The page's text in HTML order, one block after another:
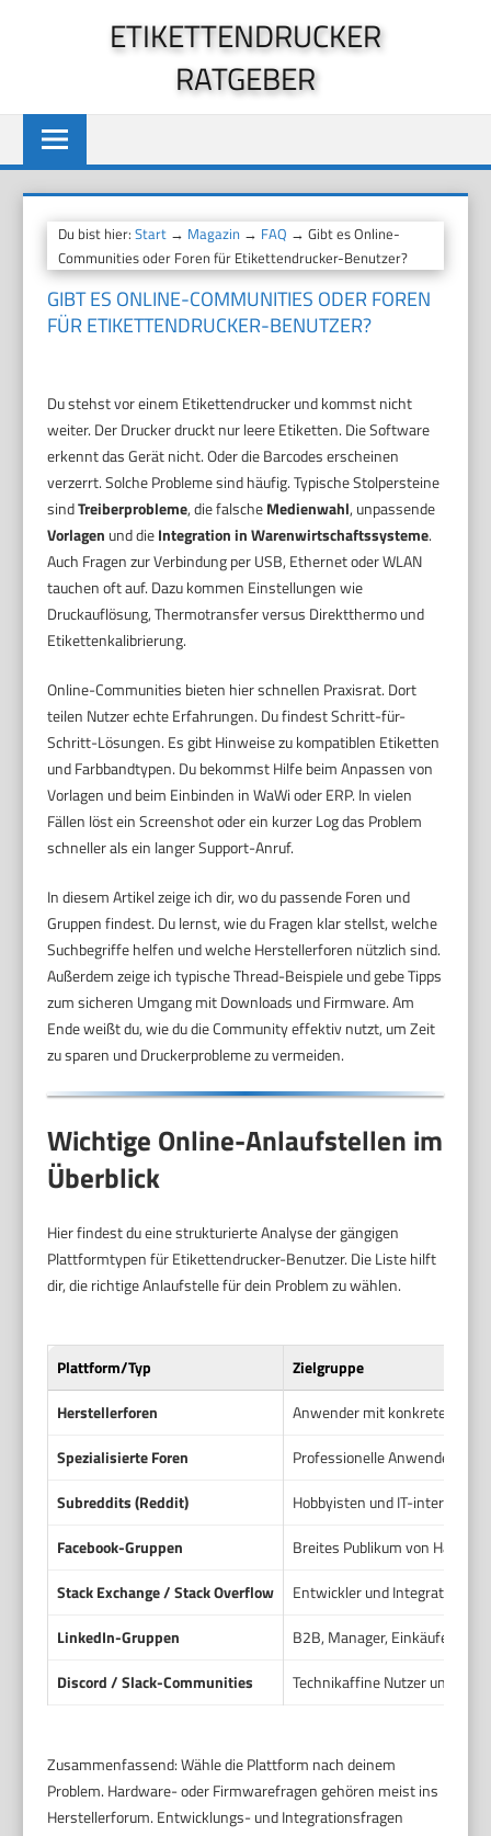
ETIKETTENDRUCKER
RATGEBER
Du bist hier:Start → Magazin → FAQ → Gibt es Online-
Communities oder Foren für Etikettendrucker-Benutzer?
GIBT ES ONLINE-COMMUNITIES ODER FOREN
FÜR ETIKETTENDRUCKER-BENUTZER?
Du stehst vor einem Etikettendrucker und kommst nicht
weiter. Der Drucker druckt nur leere Etiketten. Die Software
erkennt das Gerät nicht. Oder die Barcodes erscheinen
verzerrt. Solche Probleme sind häufig. Typische Stolpersteine
sindTreiberprobleme, die falscheMedienwahl, unpassende
Vorlagen und dieIntegration in Warenwirtschaftssysteme.
Auch Fragen zur Verbindung per USB, Ethernet oder WLAN
tauchen oft auf. Dazu kommen Einstellungen wie
Druckauflösung, Thermotransfer versus Direktthermo und
Etikettenkalibrierung.
Online-Communities bieten hier schnellen Praxisrat. Dort
teilen Nutzer echte Erfahrungen. Du findest Schritt-für-
Schritt-Lösungen. Es gibt Hinweise zu kompatiblen Etiketten
und Farbbandtypen. Du bekommst Hilfe beim Anpassen von
Vorlagen und beim Einbinden in WaWi oder ERP. In vielen
Fällen löst ein Screenshot oder ein kurzer Log das Problem
schneller als ein langer Support-Anruf.
In diesem Artikel zeige ich dir, wo du passende Foren und
Gruppen findest. Du lernst, wie du Fragen klar stellst, welche
Suchbegriffe helfen und welche Herstellerforen nützlich sind.
Außerdem zeige ich typische Thread-Beispiele und gebe Tipps
zum sicheren Umgang mit Downloads und Firmware. Am
Ende weißt du, wie du die Community effektiv nutzt, um Zeit
zu sparen und Druckerprobleme zu vermeiden.
Wichtige Online-Anlaufstellen im
Überblick
Hier findest du eine strukturierte Analyse der gängigen
Plattformtypen für Etikettendrucker-Benutzer. Die Liste hilft
dir, die richtige Anlaufstelle für dein Problem zu wählen.
Plattform/Typ
Zielgruppe
Herstellerforen
Anwender mit konkreten
Spezialisierte Foren
Professionelle Anwender und
Subreddits (Reddit)
Hobbyisten und IT-
Facebook-Gruppen
Breites Publikum von
Stack Exchange / Stack Overflow
Entwickler und Integratoren
LinkedIn-Gruppen
B2B, Manager, Einkäufer und
Discord / Slack-Communities
Technikaffine Nutzer und
Zusammenfassend: Wähle die Plattform nach deinem
Problem. Hardware- oder Firmwarefragen gehören meist ins
Herstellerforum. Entwicklungs- und Integrationsfragen